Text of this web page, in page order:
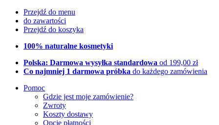
Przejdź do menu
do zawartości
Przejdź do koszyka
100% naturalne kosmetyki
Polska: Darmowa wysyłka standardowa od 199,00 zł
Co najmniej 1 darmowa próbka do każdego zamówienia
Pomoc
Gdzie jest moje zamówienie?
Zwroty
Koszty dostawy
Opcje płatności